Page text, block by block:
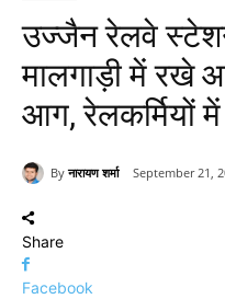
उज्जैन रेलवे
मालगाड़ी में रखे
आग, रेलकर्मियों
By नारायण शर्मा September 21,
Share
Facebook